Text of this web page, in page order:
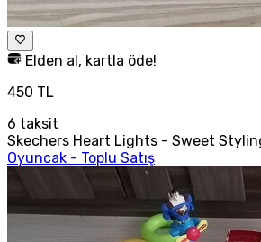
Elden al, kartla öde!
450 TL
6 taksit
Skechers Heart Lights - Sweet
Oyuncak - Toplu Satış